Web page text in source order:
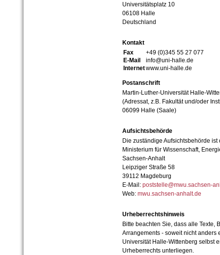
Universitätsplatz 10
06108 Halle
Deutschland
Kontakt
Fax
+49 (0)345 55 27 077
E-Mail
info@uni-halle.de
Internetwww.uni-halle.de
Postanschrift
Martin-Luther-Universität Halle-
(Adressat, z.B. Fakultät und/oder
06099 Halle (Saale)
Aufsichtsbehörde
Die zuständige Aufsichtsbehörde ist
Ministerium für Wissenschaft,
Sachsen-Anhalt
Leipziger Straße 58
39112 Magdeburg
E-Mail: poststelle@mwu.sachsen-
Web: mwu.sachsen-anhalt.de
Urheberrechtshinweis
Bitte beachten Sie, dass alle Texte,
Arrangements - soweit nicht anders
Universität Halle-Wittenberg selbst
Urheberrechts unterliegen.